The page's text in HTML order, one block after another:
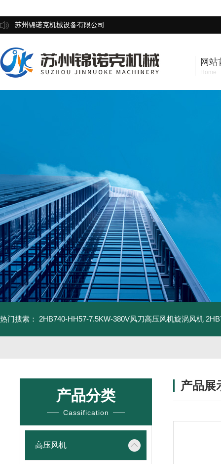
苏州锦诺克机械设备有限公司
网站
Home
热门搜索： 2HB740-HH57-7.5KW-380V风刀高压风机旋涡风机
产品分类
Cassification
高压风机
产品展